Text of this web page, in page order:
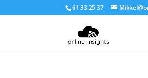
61 33 25 37